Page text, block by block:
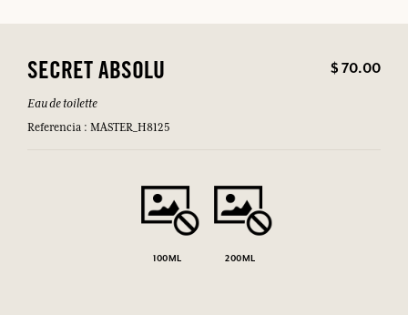
SECRET ABSOLU $ 70.00
Eau de toilette
Referencia : MASTER_H8125
100ML 200ML